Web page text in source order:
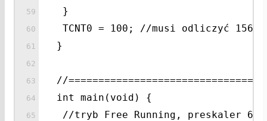
}
TCNT0 = 100; //musi odliczyć 156
}
//
int main(void) {
//tryb Free Running, preskaler 64